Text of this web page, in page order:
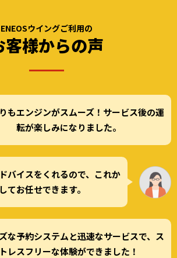
ENEOSウイングご利用の
客様からの声
もエンジンがスムーズ！サービス後の運
転が楽しみになりました。
バイスをくれるので、これか
てお任せできます。
な予約システムと迅速なサービスで、ス
トレスフリーな体験ができました！